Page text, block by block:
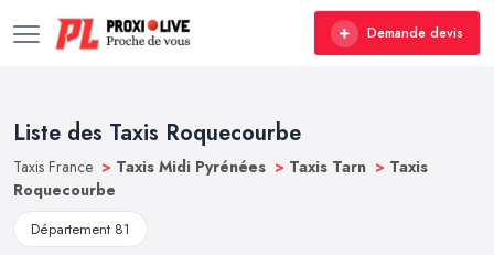
Demande devis
Liste des Taxis Roquecourbe
Taxis France > Taxis Midi Pyrénées > Taxis Tarn > Taxis
Roquecourbe
Département 81